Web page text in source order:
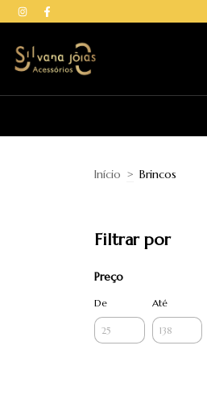
Início > Brincos
Filtrar por
Preço
De Até